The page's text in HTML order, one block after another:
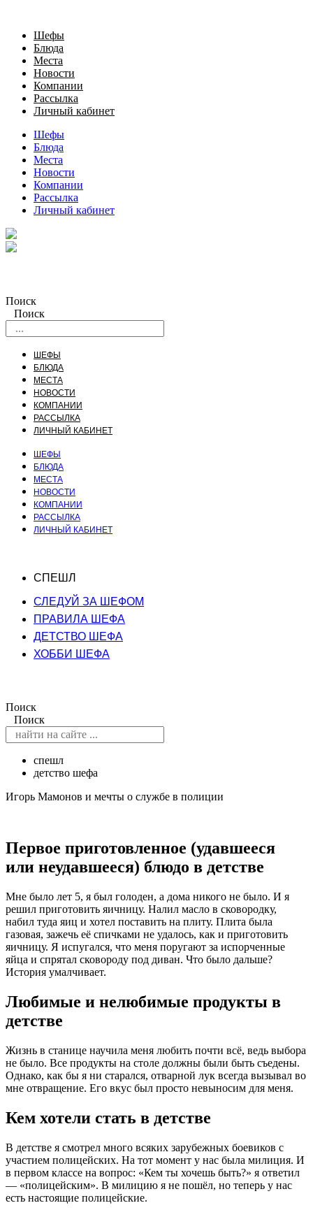
Шефы
Блюда
Места
Новости
Компании
Рассылка
Личный кабинет
Шефы
Блюда
Места
Новости
Компании
Рассылка
Личный кабинет
Поиск
Поиск
ШЕФЫ
БЛЮДА
МЕСТА
НОВОСТИ
КОМПАНИИ
РАССЫЛКА
ЛИЧНЫЙ КАБИНЕТ
ШЕФЫ
БЛЮДА
МЕСТА
НОВОСТИ
КОМПАНИИ
РАССЫЛКА
ЛИЧНЫЙ КАБИНЕТ
СПЕШЛ
СЛЕДУЙ ЗА ШЕФОМ
ПРАВИЛА ШЕФА
ДЕТСТВО ШЕФА
ХОББИ ШЕФА
Поиск
Поиск
спешл
детство шефа
Игорь Мамонов и мечты о службе в полиции
Первое приготовленное (удавшееся
или неудавшееся) блюдо в детстве
Мне было лет 5, я был голоден, а дома никого не было. И я
решил приготовить яичницу. Налил масло в сковородку,
набил туда яиц и хотел поставить на плиту. Плита была
газовая, зажечь её спичками не удалось, как и приготовить
яичницу. Я испугался, что меня поругают за испорченные
яйца и спрятал сковороду под диван. Что было дальше?
История умалчивает.
Любимые и нелюбимые продукты в
детстве
Жизнь в станице научила меня любить почти всё, ведь выбора
не было. Все продукты на столе должны были быть съедены.
Однако, как бы я ни старался, отварной лук всегда вызывал во
мне отвращение. Его вкус был просто невыносим для меня.
Кем хотели стать в детстве
В детстве я смотрел много всяких зарубежных боевиков с
участием полицейских. На тот момент у нас была милиция. И
в первом классе на вопрос: «Кем ты хочешь быть?» я ответил
— «полицейским». В милицию я не пошёл, но теперь у нас
есть настоящие полицейские.